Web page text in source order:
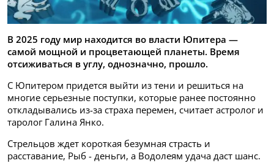
В 2025 году мир находится во власти Юпитера —
самой мощной и процветающей планеты. Время
отсиживаться в углу, однозначно, прошло.
С Юпитером придется выйти из тени и решиться на
многие серьезные поступки, которые ранее постоянно
откладывались из-за страха перемен, считает астролог и
таролог Галина Янко.
Стрельцов ждет короткая безумная страсть и
расставание, Рыб - деньги, а Водолеям удача даст шанс.